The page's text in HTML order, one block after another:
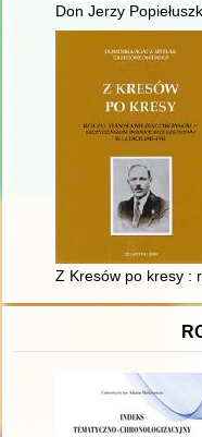
Don Jerzy
Z Kresów po kresy :